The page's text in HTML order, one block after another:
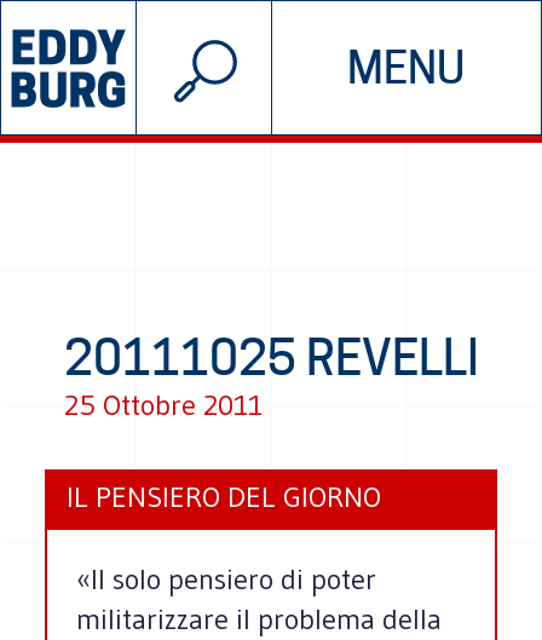
MENU
INIZIATIVE CHI SIAMO
© 2026 EDDYBURG
20111025 REVELLI
25 Ottobre 2011
IL PENSIERO DEL GIORNO
«Il solo pensiero di poter
militarizzare il problema della